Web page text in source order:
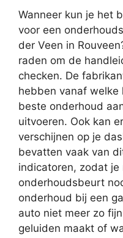
Wanneer kun je het
voor een
der Veen in
raden om de
checken. De
hebben vanaf
beste onderhoud
uitvoeren. Ook kan
verschijnen op je
bevatten vaak van
indicatoren, zodat
onderhoudsbeurt
onderhoud bij een
auto niet meer zo
geluiden maakt of